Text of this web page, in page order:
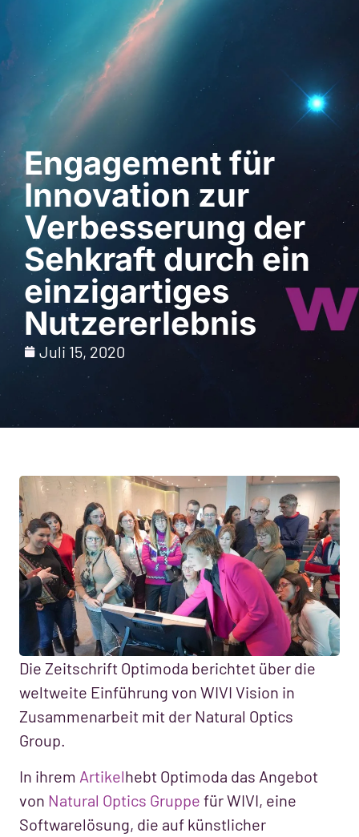
Engagement für
Innovation zur
Verbesserung der
Sehkraft durch ein
einzigartiges
Nutzererlebnis
Juli 15, 2020
Die Zeitschrift Optimoda berichtet über die
weltweite Einführung von WIVI Vision in
Zusammenarbeit mit der Natural Optics
Group.
In ihrem Artikelhebt Optimoda das Angebot
von Natural Optics Gruppe für WIVI, eine
Softwarelösung, die auf künstlicher